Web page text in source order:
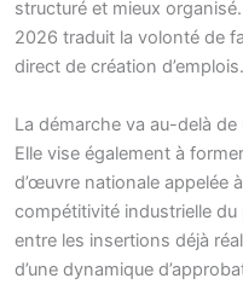
structuré et mieux
202­6 traduit la volonté de
direct de création d’emplois.
La démarche va au-delà
Elle vise également à
d’œuvre nationale appelée
compétitivité industrielle
entre les insertions déjà
d’une dynamique